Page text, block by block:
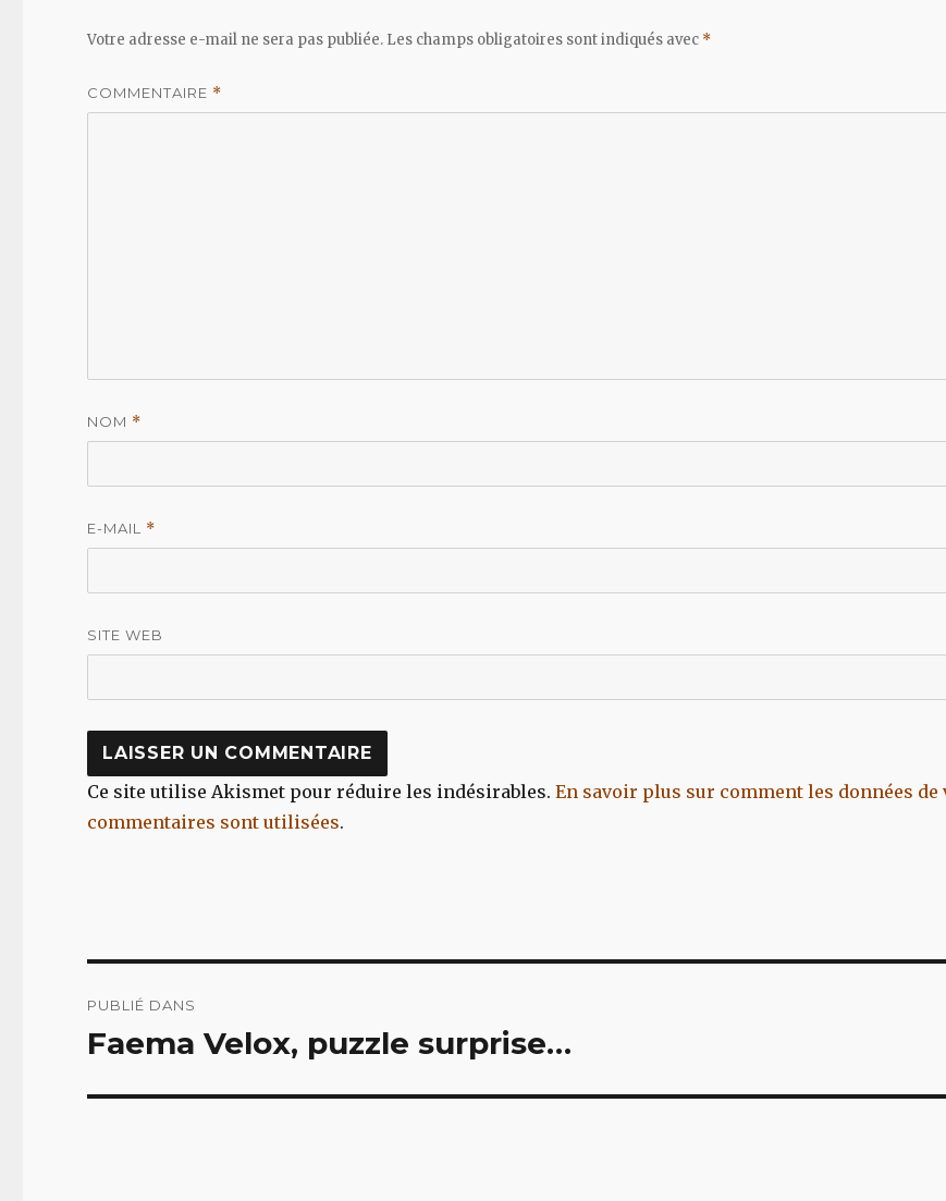
Votre adresse e-mail ne sera pas publiée. Les champs obligatoires sont indiqués avec *
COMMENTAIRE *
NOM *
E-MAIL *
SITE WEB
Ce site utilise Akismet pour réduire les indésirables.En savoir plus sur comment les données de
commentaires sont utilisées.
de
PUBLIÉ DANS
Faema Velox, puzzle surprise…